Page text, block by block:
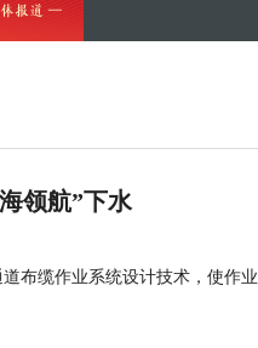
领航”下水
布缆作业系统设计技术，使作